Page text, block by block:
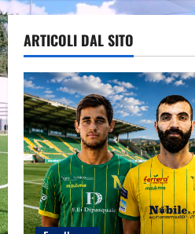
ARTICOLI DAL SITO